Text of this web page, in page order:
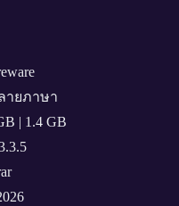
ายภาษา
| 1.4 GB